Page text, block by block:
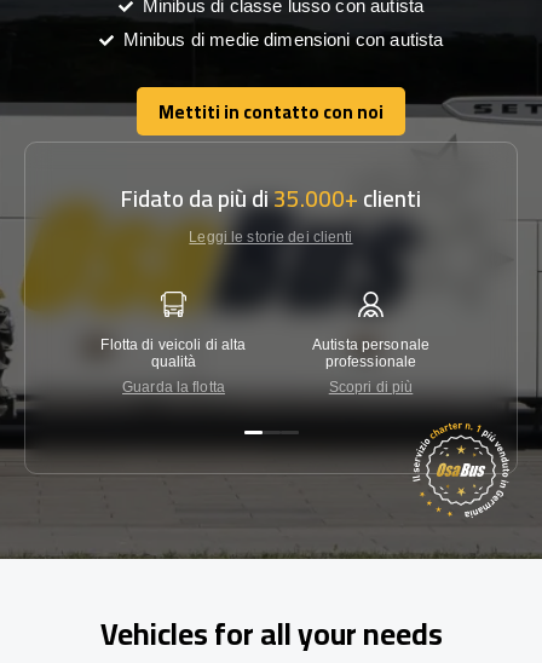
Minibus di classe lusso con autista
Minibus di medie dimensioni con autista
Mettiti in contatto con noi
Mettiti in contatto con noi
Fidato da più di35.000+clienti
Leggi le storie dei clienti
Flotta di veicoli di alta
qualità
Guarda la flotta
Autista personale
professionale
Scopri di più
Vehicles for all your needs